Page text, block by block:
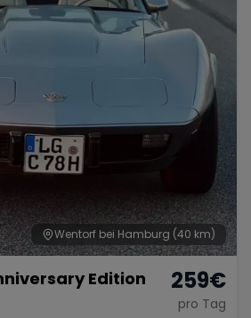
Wentorf bei Hamburg (40 km)
Edition 259€
pro Tag